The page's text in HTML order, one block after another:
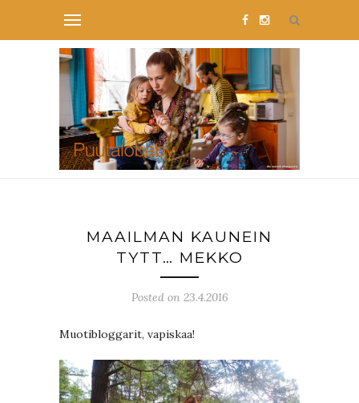
MAAILMAN KAUNEIN
TYTT… MEKKO
Posted on 23.4.2016
Muotibloggarit, vapiskaa!